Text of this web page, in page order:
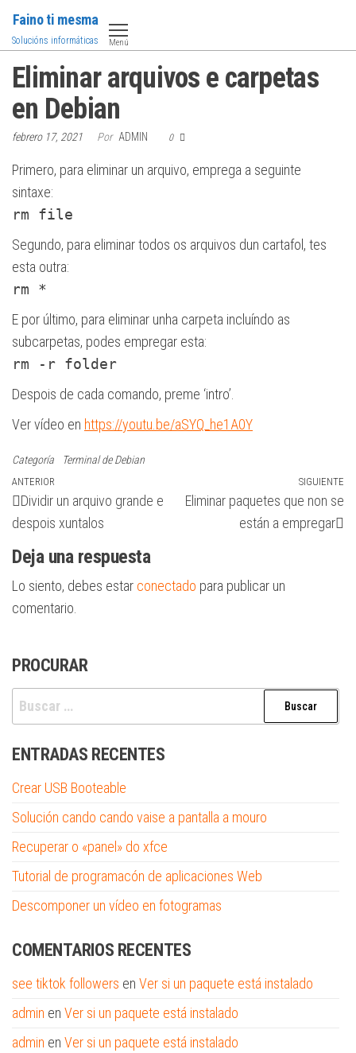
Saltar
contenido
Faino ti mesma
Solucións informáticas Menú
Eliminar arquivos e carpetas
en Debian
febrero 17, 2021 Por ADMIN 0
Primero, para eliminar un arquivo, emprega a seguinte
sintaxe:
rm file
Segundo, para eliminar todos os arquivos dun cartafol, tes
esta outra:
rm *
E por último, para eliminar unha carpeta incluíndo as
subcarpetas, podes empregar esta:
rm -r folder
Despois de cada comando, preme ‘intro’.
Ver vídeo en https://youtu.be/aSYQ_he1A0Y
Categoría Terminal de Debian
Navegación
de
entradas
Entrada
anterior
ANTERIOR
Dividir un arquivo grande e
despois xuntalos
SIGUIENTE
Eliminar paquetes que non se
están a empregar
Deja una respuesta
Lo siento, debes estar conectado para publicar un
comentario.
PROCURAR
Buscar:
ENTRADAS RECENTES
Crear USB Booteable
Solución cando cando vaise a pantalla a mouro
Recuperar o «panel» do xfce
Tutorial de programacón de aplicaciones Web
Descomponer un vídeo en fotogramas
COMENTARIOS RECENTES
see tiktok followers en Ver si un paquete está instalado
admin en Ver si un paquete está instalado
admin en Ver si un paquete está instalado